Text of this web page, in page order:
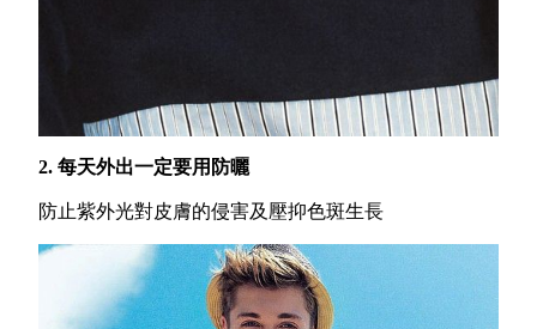
2. 每天外出一定要用防曬
防止紫外光對皮膚的侵害及壓抑色斑生長